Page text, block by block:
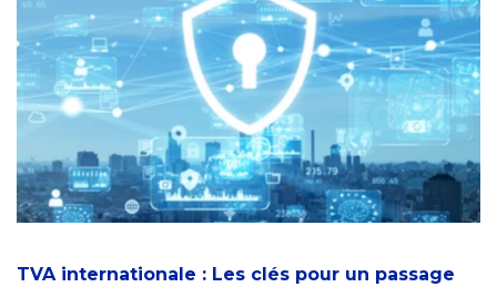
TVA internationale : Les clés pour un passage